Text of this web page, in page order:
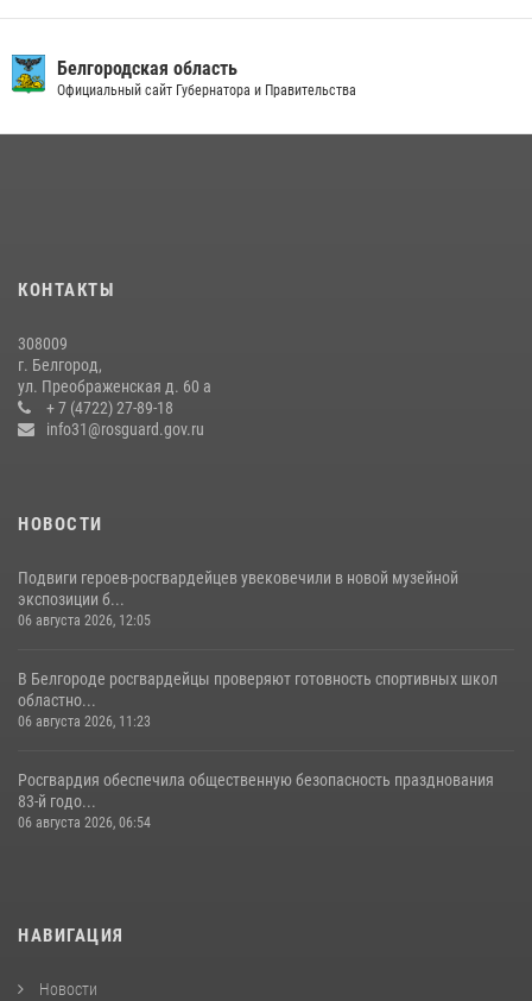
подготовке спецподразделения в эфире радио «России - Белгород»
22 июля 2026, 14:36
боксу
Росгвардейцы провели урок безопасности для воспитанников
Старооскольского военно-патриотического клуба
10 июля 2026, 06:30
Белгородская область
Официальный сайт Губернатора и Правительства
КОНТАКТЫ
308009
г. Белгород,
ул. Преображенская д. 60 а
+ 7 (4722) 27-89-18
info31@rosguard.gov.ru
НОВОСТИ
Подвиги героев‑росгвардейцев увековечили в новой музейной
экспозиции б...
06 августа 2026, 12:05
В Белгороде росгвардейцы проверяют готовность спортивных школ
областно...
06 августа 2026, 11:23
Росгвардия обеспечила общественную безопасность празднования
83-й годо...
06 августа 2026, 06:54
НАВИГАЦИЯ
Новости